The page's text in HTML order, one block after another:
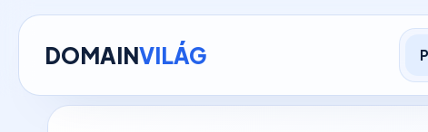
DOMAINVILÁG